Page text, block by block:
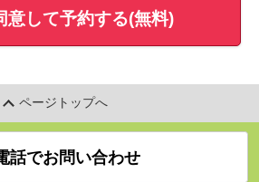
意して予約する(無料)
ページトップへ
話でお問い合わせ